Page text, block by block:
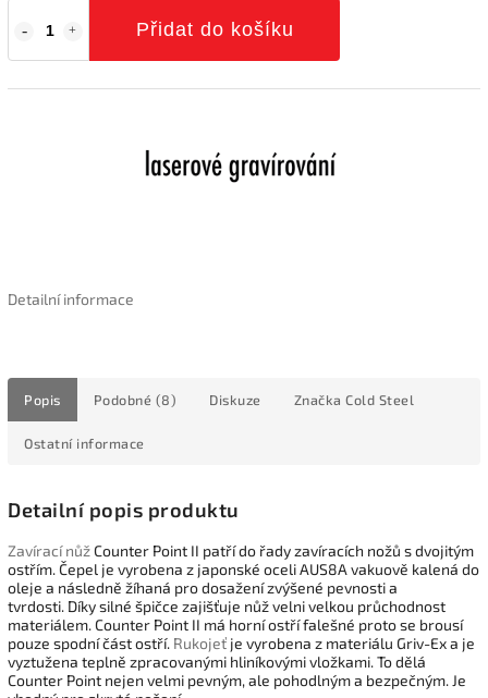
Přidat do košíku
Detailní informace
Popis Podobné (8) Diskuze Značka Cold Steel
Ostatní informace
Detailní popis produktu
Zavírací nůžCounter Point II patří do řady zavíracích nožů s dvojitým
ostřím. Čepel je vyrobena z japonské oceli AUS8A vakuově kalená do
oleje a následně žíhaná pro dosažení zvýšené pevnosti a
tvrdosti. Díky silné špičce zajišťuje nůž velni velkou průchodnost
materiálem. Counter Point II má horní ostří falešné proto se brousí
pouze spodní část ostří. Rukojeť je vyrobena z materiálu Griv-Ex a je
vyztužena teplně zpracovanými hliníkovými vložkami. To dělá
Counter Point nejen velmi pevným, ale pohodlným a bezpečným. Je